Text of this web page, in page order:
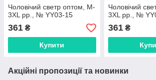
Чоловічий светр оптом, M-
3XL рр., № YY03-15
361 ₴
Купити
Чоловічий
3XL рр., №
361₴
Акційні пропозиції та новинки